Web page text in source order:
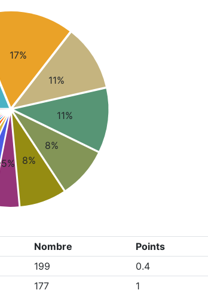
17%
11%
11%
8%
8%
5%
Nombre
Points
199
0.4
177
1